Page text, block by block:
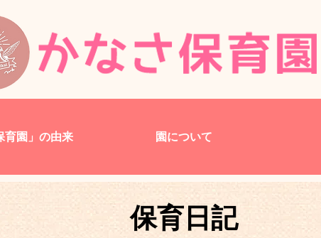
育園」の由来 園について
保育日記